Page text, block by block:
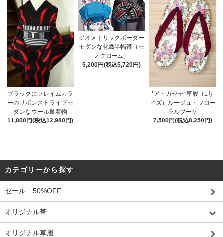
ブラックにフレイムカラ
ーのリボンストライプモ
ダンなウール単着物
11,800円(税込12,980円)
ジオメトリックボーダー
モダンな化繊半幅帯（モ
ノクローム）
5,200円(税込5,720円)
*ア・カセテ*草履（Lサ
イズ）ルージュ・フロー
ラルブーケ
7,500円(税込8,250円)
カテゴリーから探す
セール 50%OFF
オリジナル帯
オリジナル草履